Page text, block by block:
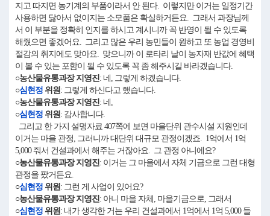
지고 따지면 농기계의 부품이라서 안 된다. 이렇지만 이거는 일정기간
사용하면 닳아서 없이지는 소모품은 확실하거든요. 그래서 과장님께
서 이 부분을 정확히 인지를 하시고 계시니까 꼭 반영이 될 수 있도록
해줬으면 좋겠어요. 그리고 많은 우리 농민들이 원하고 또 농업 경영비
절감의 취지에도 맞아요. 맞으니까 이 로타리 날이 농자재 반값에 혜택
이 볼 수 있는 포함이 될 수 있도록 꼭 좀 해주시길 바라겠습니다.
○농산물유통과장 지영진: 네, 그렇게 하겠습니다.
○심현정 위원: 그렇게 하신다고 했습니다.
○농산물유통과장 지영진: 네,
○심현정 위원: 감사합니다.
그리고 한 가지 설명자료 407쪽에 보면 마을단위 관수시설 지원인데
이거는 마을 관정, 그러니까 대단위 대규모 관정이겠죠. 1억에서 1억
5,000 줘서 건설과에서 해주는 거잖아요. 그 관정 아니에요?
○농산물유통과장 지영진: 이거는 그 마을에서 자체 기금으로 그런 대형
관정을 팠거든요.
○심현정 위원: 그런 게 사업이 있어요?
○농산물유통과장 지영진: 아니 마을 자체, 마을기금으로, 그래서
○심현정 위원: 내가 생각한 거는 우리 건설과에서 1억에서 1억 5,000 들